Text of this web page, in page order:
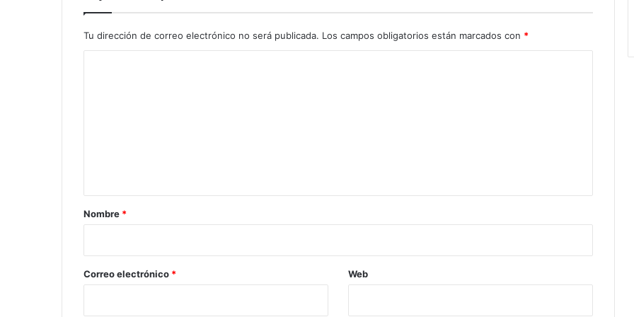
Tu dirección de correo electrónico no será publicada. Los campos obligatorios están marcados con *
r
*
Nombre *
Correo electrónico * Web